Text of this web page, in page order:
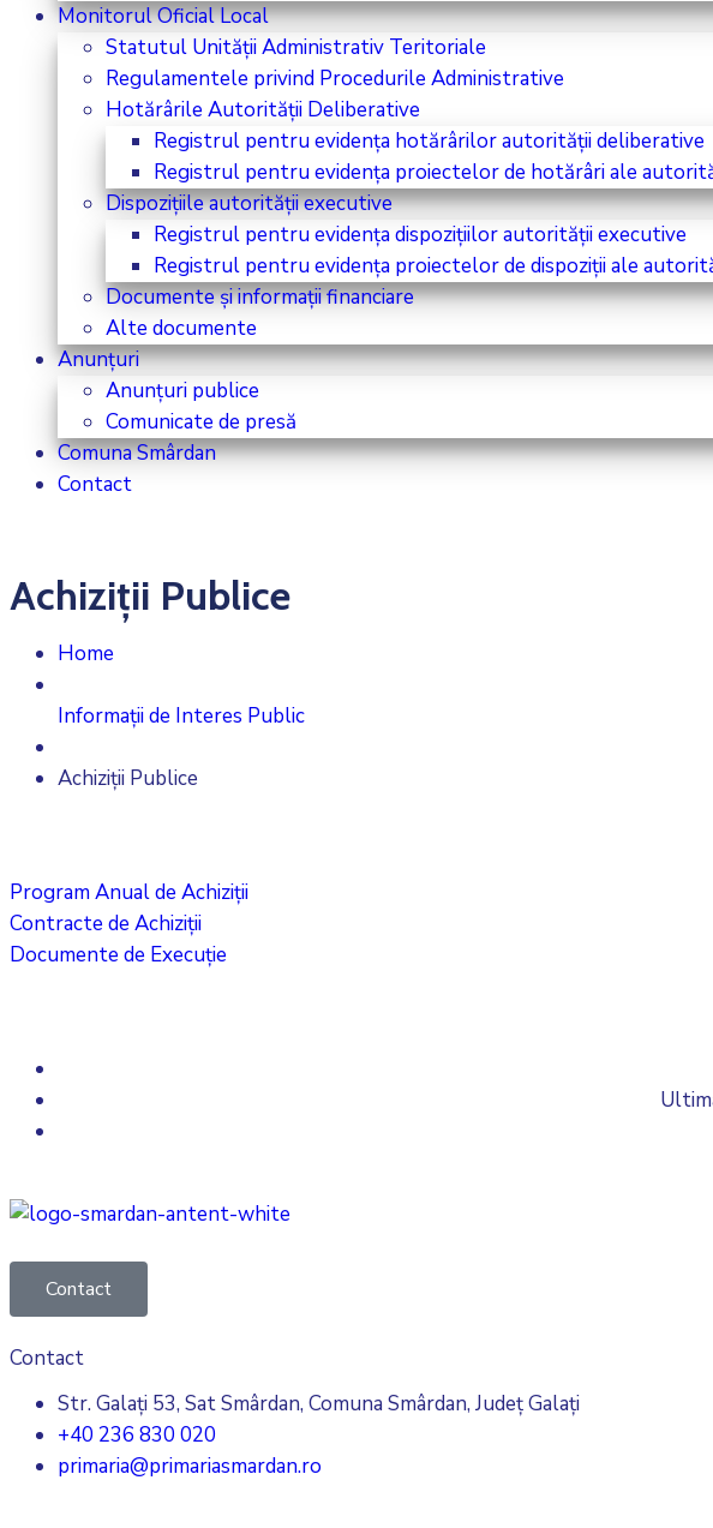
Monitorul Oficial Local
Statutul Unității Administrativ Teritoriale
Regulamentele privind Procedurile Administrative
Hotărârile Autorității Deliberative
Registrul pentru evidența hotărârilor autorității deliberative
Registrul pentru evidența proiectelor de hotărâri ale
Dispozițiile autorității executive
Registrul pentru evidența dispozițiilor autorității executive
Registrul pentru evidența proiectelor de dispoziții ale
Documente și informații financiare
Alte documente
Anunțuri
Anunțuri publice
Comunicate de presă
Comuna Smârdan
Contact
Achiziții Publice
Home
Informații de Interes Public
Achiziții Publice
Program Anual de Achiziții
Contracte de Achiziții
Documente de Execuție
Contact
Contact
Str. Galați 53, Sat Smârdan, Comuna Smârdan, Județ Galați
+40 236 830 020
primaria@primariasmardan.ro